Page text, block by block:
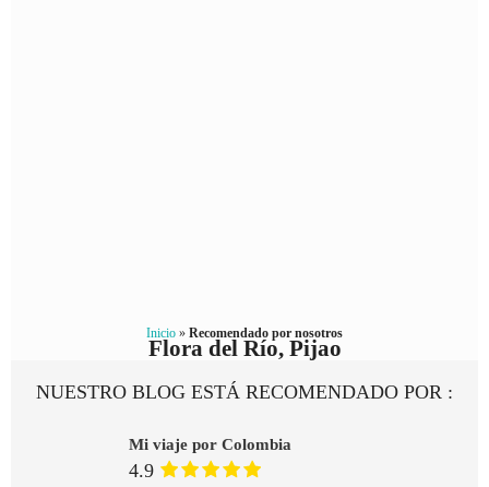
Inicio » Recomendado por nosotros
Flora del Río, Pijao
NUESTRO BLOG ESTÁ RECOMENDADO POR :
Mi viaje por Colombia
4.9